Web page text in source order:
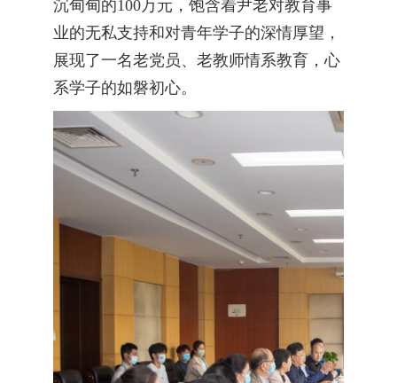
沉甸甸的100万元，饱含着尹老对教育事
业的无私支持和对青年学子的深情厚望，
展现了一名老党员、老教师情系教育，心
系学子的如磐初心。